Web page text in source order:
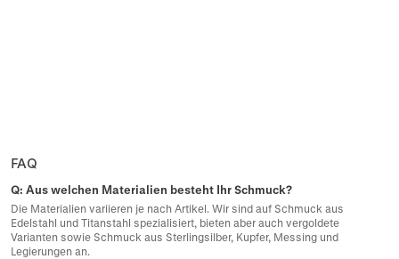
FAQ
Q: Aus welchen Materialien besteht Ihr Schmuck?
Die Materialien variieren je nach Artikel. Wir sind auf Schmuck aus
Edelstahl und Titanstahl spezialisiert, bieten aber auch vergoldete
Varianten sowie Schmuck aus Sterlingsilber, Kupfer, Messing und
Legierungen an.